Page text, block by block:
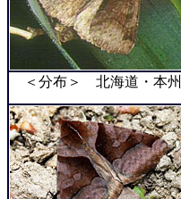
＜分布＞ 北海道・本州